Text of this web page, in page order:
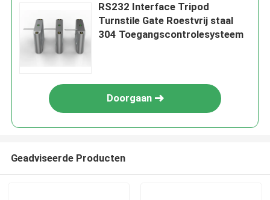
RS232 Interface Tripod
Turnstile Gate Roestvrij staal
304 Toegangscontrolesysteem
Doorgaan
Geadviseerde Producten